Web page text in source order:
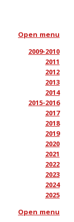
Open menu
2009-2010
2011
2012
2013
2014
2015-2016
2017
2018
2019
2020
2021
2022
2023
2024
2025
Open menu